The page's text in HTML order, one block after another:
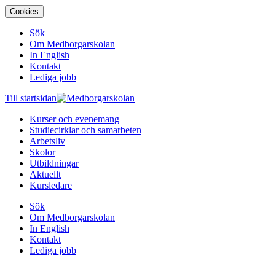
Cookies
Sök
Om Medborgarskolan
In English
Kontakt
Lediga jobb
Till startsidan
Kurser och evenemang
Studiecirklar och samarbeten
Arbetsliv
Skolor
Utbildningar
Aktuellt
Kursledare
Sök
Om Medborgarskolan
In English
Kontakt
Lediga jobb